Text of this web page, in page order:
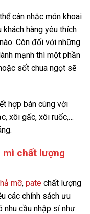
cân nhắc món khoai
hàng yêu thích
Còn đối với những
mạnh thì một phần
sốt chua ngọt sẽ
hợp bán cùng với
xôi gấc, xôi ruốc,…
mì chất lượng
mỡ, pate chất lượng
các chính sách ưu
nhu cầu nhập sỉ như: